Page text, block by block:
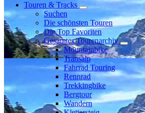
Touren & Tracks
Suchen
Die schönsten Touren
Die Top Favoriten
Gesamtes Tourenarchiv
Mountainbike
Transalp
Fahrrad Touring
Rennrad
Trekkingbike
Bergtour
Wandern